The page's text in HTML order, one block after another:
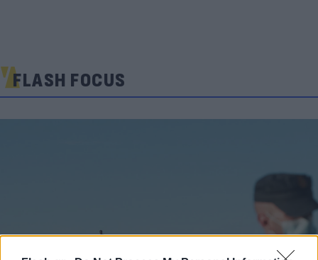
FLASH FOCUS